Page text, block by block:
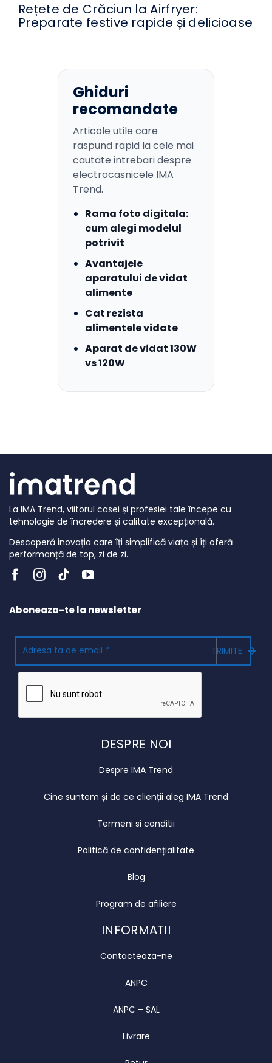
Rețete de Crăciun la Airfryer:
Preparate festive rapide și delicioase
Ghiduri
recomandate
Articole utile care
raspund rapid la cele mai
cautate intrebari despre
electrocasnicele IMA
Trend.
Rama foto digitala:
cum alegi modelul
potrivit
Avantajele
aparatului de vidat
alimente
Cat rezista
alimentele vidate
Aparat de vidat 130W
vs 120W
La IMA Trend, viitorul casei și profesiei tale începe cu
tehnologie de încredere și calitate excepțională.
Descoperă inovația care îți simplifică viața și îți oferă
performanță de top, zi de zi.
Aboneaza-te la newsletter
TRIMITE
DESPRE NOI
Despre IMA Trend
Cine suntem și de ce clienții aleg IMA Trend
Termeni si conditii
Politică de confidențialitate
Blog
Program de afiliere
INFORMATII
Contacteaza-ne
ANPC
ANPC – SAL
Livrare